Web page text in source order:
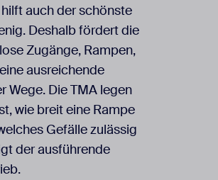
auch der schönste
Deshalb fördert die
Zugänge, Rampen,
ausreichende
Wege. Die TMA legen
wie breit eine Rampe
Gefälle zulässig
der ausführende